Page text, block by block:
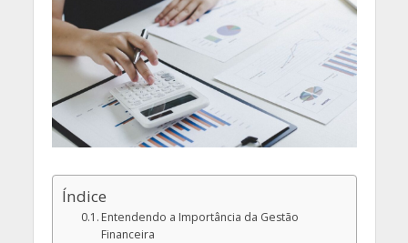
Índice
Entendendo a Importância da Gestão
Financeira